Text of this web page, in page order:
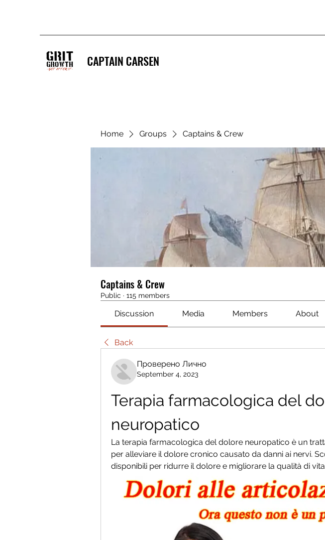
CAPTAIN CARSEN
Home Groups Captains & Crew
Captains & Crew
Public · 115 members
Discussion Media Members About
Back
Проверено Лично
September 4, 2023
Terapia farmacologica del
neuropatico
La terapia farmacologica del dolore neuropatico è un
per alleviare il dolore cronico causato da danni ai nervi.
disponibili per ridurre il dolore e migliorare la qualità di